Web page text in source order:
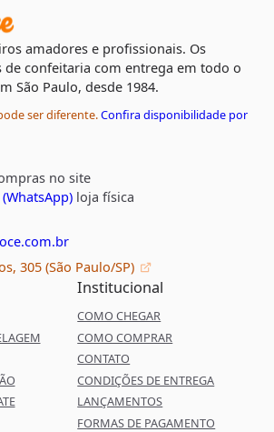
amadores e profissionais. Os
confeitaria com entrega em todo o
São Paulo, desde 1984.
ser diferente.Confira disponibilidade por
no site
loja física
305 (São Paulo/SP)
Institucional
COMO CHEGAR
COMO COMPRAR
CONTATO
CONDIÇÕES DE ENTREGA
LANÇAMENTOS
FORMAS DE PAGAMENTO